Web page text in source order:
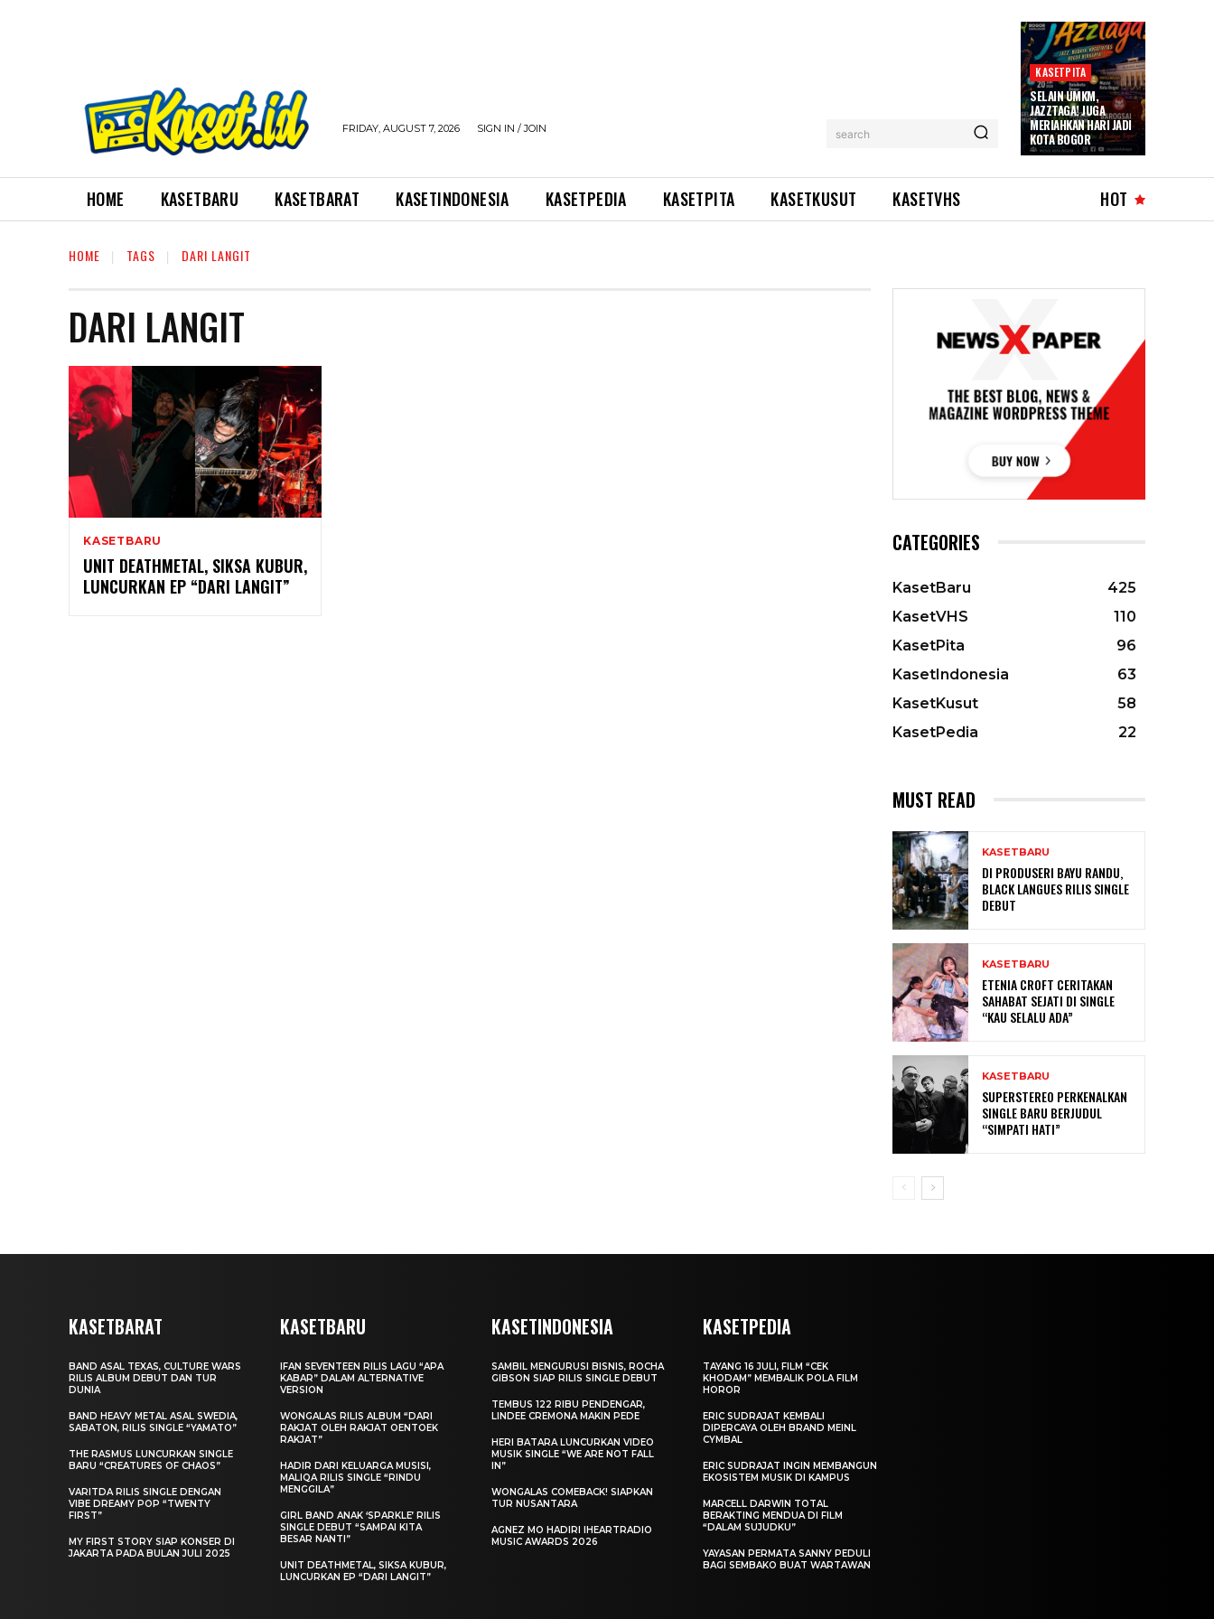
FRIDAY, AUGUST 7, 2026 SIGN IN / JOIN search
KASETPITA
SELAIN UMKM,
JAZZTAGA! JUGA
MERIAHKAN HARI JADI
KOTA BOGOR
HOME KASETBARU KASETBARAT KASETINDONESIA KASETPEDIA KASETPITA KASETKUSUT KASETVHS HOT
HOME TAGS DARI LANGIT
DARI LANGIT
KASETBARU
UNIT DEATHMETAL, SIKSA KUBUR,
LUNCURKAN EP “DARI LANGIT”
CATEGORIES
KasetBaru
425
KasetVHS
110
KasetPita
96
KasetIndonesia
63
KasetKusut
58
KasetPedia
22
MUST READ
KASETBARU
DI PRODUSERI BAYU RANDU,
BLACK LANGUES RILIS SINGLE
DEBUT
KASETBARU
ETENIA CROFT CERITAKAN
SAHABAT SEJATI DI SINGLE
“KAU SELALU ADA”
KASETBARU
SUPERSTEREO PERKENALKAN
SINGLE BARU BERJUDUL
“SIMPATI HATI”
KASETBARAT
BAND ASAL TEXAS, CULTURE WARS
RILIS ALBUM DEBUT DAN TUR
DUNIA
BAND HEAVY METAL ASAL SWEDIA,
SABATON, RILIS SINGLE “YAMATO”
THE RASMUS LUNCURKAN SINGLE
BARU “CREATURES OF CHAOS”
VARITDA RILIS SINGLE DENGAN
VIBE DREAMY POP “TWENTY
FIRST”
MY FIRST STORY SIAP KONSER DI
JAKARTA PADA BULAN JULI 2025
KASETBARU
IFAN SEVENTEEN RILIS LAGU “APA
KABAR” DALAM ALTERNATIVE
VERSION
WONGALAS RILIS ALBUM “DARI
RAKJAT OLEH RAKJAT OENTOEK
RAKJAT”
HADIR DARI KELUARGA MUSISI,
MALIQA RILIS SINGLE “RINDU
MENGGILA”
GIRL BAND ANAK ‘SPARKLE’ RILIS
SINGLE DEBUT “SAMPAI KITA
BESAR NANTI”
UNIT DEATHMETAL, SIKSA KUBUR,
LUNCURKAN EP “DARI LANGIT”
KASETINDONESIA
SAMBIL MENGURUSI BISNIS, ROCHA
GIBSON SIAP RILIS SINGLE DEBUT
TEMBUS 122 RIBU PENDENGAR,
LINDEE CREMONA MAKIN PEDE
HERI BATARA LUNCURKAN VIDEO
MUSIK SINGLE “WE ARE NOT FALL
IN”
WONGALAS COMEBACK! SIAPKAN
TUR NUSANTARA
AGNEZ MO HADIRI IHEARTRADIO
MUSIC AWARDS 2026
KASETPEDIA
TAYANG 16 JULI, FILM “CEK
KHODAM” MEMBALIK POLA FILM
HOROR
ERIC SUDRAJAT KEMBALI
DIPERCAYA OLEH BRAND MEINL
CYMBAL
ERIC SUDRAJAT INGIN MEMBANGUN
EKOSISTEM MUSIK DI KAMPUS
MARCELL DARWIN TOTAL
BERAKTING MENDUA DI FILM
“DALAM SUJUDKU”
YAYASAN PERMATA SANNY PEDULI
BAGI SEMBAKO BUAT WARTAWAN